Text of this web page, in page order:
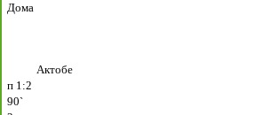
Дома
Актобе
п 1:2
90`